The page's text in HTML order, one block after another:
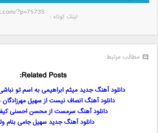
لینک کوتاه‌ :
مطالب مرتبط
Related Posts:
دانلود آهنگ جدید میثم ابراهیمی به اسم تو
دانلود آهنگ انصاف نیست از سهیل مهرزادگان
دانلود آهنگ سرمست از محسن احسنی
دانلود آهنگ جدید سهیل جامی بنام